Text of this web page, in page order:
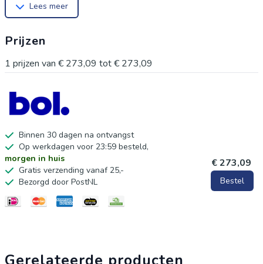
ontwerp in wit maakt het een geweldige keuze voor elke
het park.
Lees meer
Prijzen
1 prijzen van € 273,09 tot€ 273,09
Binnen 30 dagen na ontvangst
Op werkdagen voor 23:59 besteld,
morgen in huis
Gratis verzending vanaf 25,-
Bezorgd door PostNL
€ 273,09
Bestel